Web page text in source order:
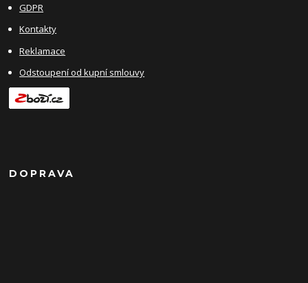
GDPR
Kontakty
Reklamace
Odstoupení od kupní smlouvy
DOPRAVA